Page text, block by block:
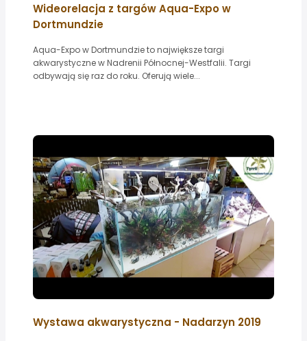
Wideorelacja z targów Aqua-Expo w
Dortmundzie
Aqua-Expo w Dortmundzie to największe targi
akwarystyczne w Nadrenii Północnej-Westfalii. Targi
odbywają się raz do roku. Oferują wiele...
Wystawa akwarystyczna - Nadarzyn 2019